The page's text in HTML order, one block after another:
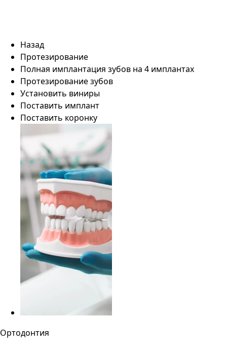
Назад
Протезирование
Полная имплантация зубов на 4 имплантах
Протезирование зубов
Установить виниры
Поставить имплант
Поставить коронку
Ортодонтия